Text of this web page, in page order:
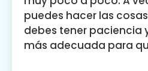
puedes hacer las
debes tener paciencia
más adecuada para